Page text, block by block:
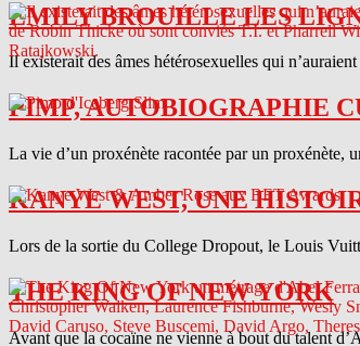
EMILY BROUILLE LES
Il existerait des âmes hétérosexuelles qui
PIMP, AUTOBIOGRAPHIE
La vie d’un proxénète racontée par un proxénète,
KANYE WEST, UNE
Lors de la sortie du College Dropout, le Louis
THE KING OF NEW YORK
Avant que la cocaïne ne vienne à bout du talent